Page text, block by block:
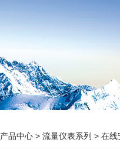
产品中心 > 流量仪表系列 > 在线